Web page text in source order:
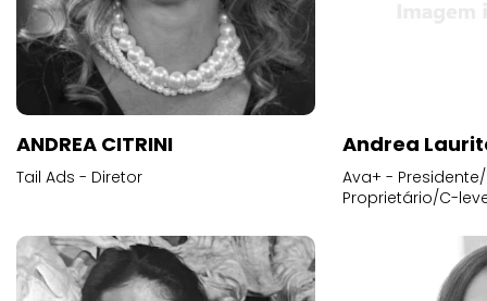
ANDREA CITRINI
Tail Ads - Diretor
Andrea
Ava+ -
Proprietário/C-